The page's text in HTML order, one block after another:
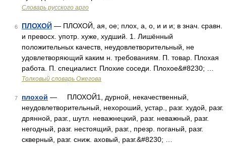
Словарь русского арго
6 ПЛОХОЙ — ПЛОХОЙ, ая, ое; плох, а, о, и и и; в знач. сравн.
и превосх. употр. хуже, худший. 1. Лишённый
положительных качеств, неудовлетворительный, не
удовлетворяющий каким н. требованиям. П. товар. Плохая
работа. П. специалист. Плохие соседи. Плохое&#8230; …
Толковый словарь Ожегова
7 плохой — ПЛОХОЙ1, дурной, некачественный,
неудовлетворительный, нехороший, устар., разг. худой, разг.
дрянной, разг., шутл. неважнецкий, разг. неважный, разг.
негодный, разг. нестоящий, разг., презр. поганый, разг.
скверный, разг. сниж. аховый, разг.&#8230; …